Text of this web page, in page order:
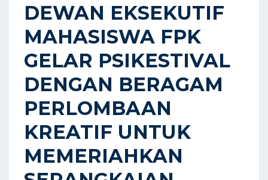
O
N
DEWAN EKSEKUTIF
MAHASISWA FPK
GELAR PSIKESTIVAL
DENGAN BERAGAM
PERLOMBAAN
KREATIF UNTUK
MEMERIAHKAN